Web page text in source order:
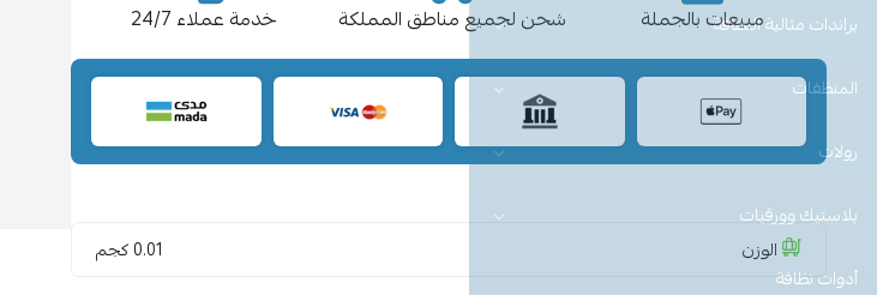
براندات مثالية النظافة
المنظفات
رولات
بلاستيك وورقيات
أدوات نظافة
مبيعات بالجملة شحن لجميع مناطق المملكة خدمة عملاء 24/7
الوزن 0.01 كجم